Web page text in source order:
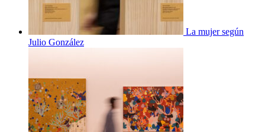
La mujer según
Julio González